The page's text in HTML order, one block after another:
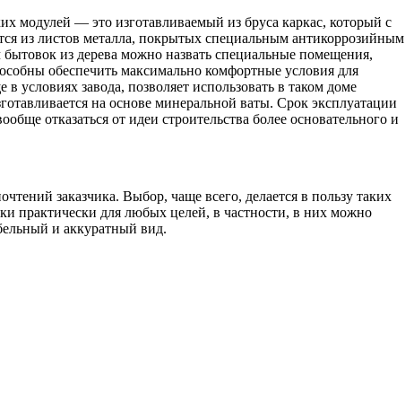
модулей — это изготавливаемый из бруса каркас, который с
из листов металла, покрытых специальным антикоррозийным
из дерева можно назвать специальные помещения,
обеспечить максимально комфортные условия для
завода, позволяет использовать в таком доме
на основе минеральной ваты. Срок эксплуатации
отказаться от идеи строительства более основательного и
заказчика. Выбор, чаще всего, делается в пользу таких
практически для любых целей, в частности, в них можно
и аккуратный вид.